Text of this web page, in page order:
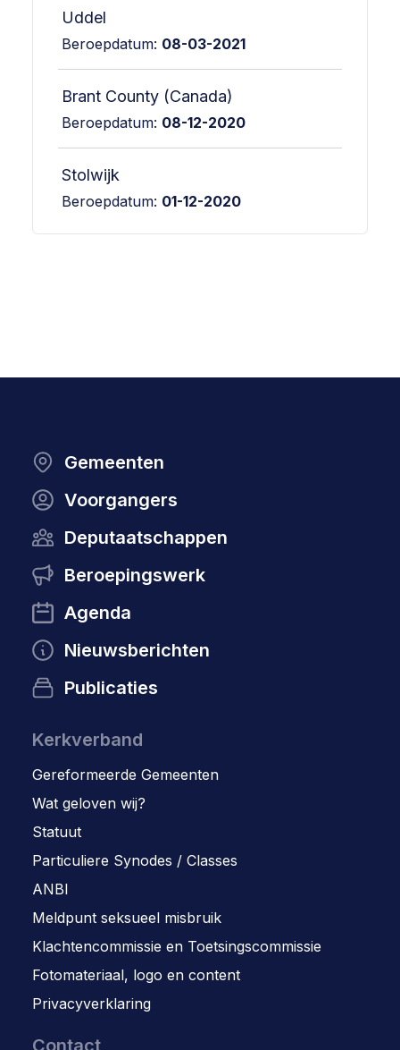
Uddel
Beroepdatum: 08-03-2021
Brant County (Canada)
Beroepdatum: 08-12-2020
Stolwijk
Beroepdatum: 01-12-2020
Gemeenten
Voorgangers
Deputaatschappen
Beroepingswerk
Agenda
Nieuwsberichten
Publicaties
Kerkverband
Gereformeerde Gemeenten
Wat geloven wij?
Statuut
Particuliere Synodes / Classes
ANBI
Meldpunt seksueel misbruik
Klachtencommissie en Toetsingscommissie
Fotomateriaal, logo en content
Privacyverklaring
Contact